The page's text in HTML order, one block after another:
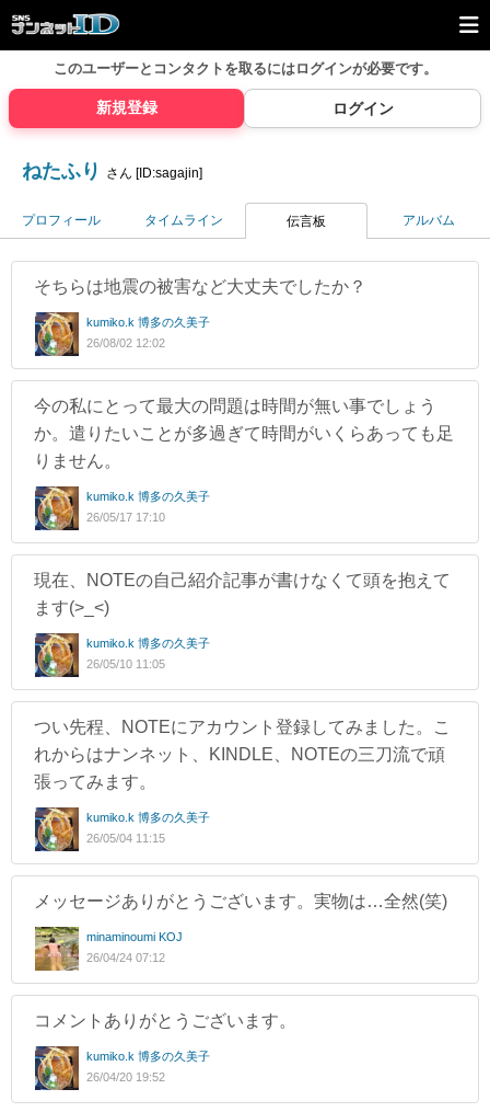
このユーザーとコンタクトを取るにはログインが必要です。
新規登録 ログイン
ねたふり さん [ID:sagajin]
プロフィール タイムライン 伝言板 アルバム
そちらは地震の被害など大丈夫でしたか？
kumiko.k 博多の久美子
26/08/02 12:02
今の私にとって最大の問題は時間が無い事でしょう
か。遣りたいことが多過ぎて時間がいくらあっても足
りません。
kumiko.k 博多の久美子
26/05/17 17:10
現在、NOTEの自己紹介記事が書けなくて頭を抱えて
ます(>_<)
kumiko.k 博多の久美子
26/05/10 11:05
つい先程、NOTEにアカウント登録してみました。こ
れからはナンネット、KINDLE、NOTEの三刀流で頑
張ってみます。
kumiko.k 博多の久美子
26/05/04 11:15
メッセージありがとうございます。実物は…全然(笑)
minaminoumi KOJ
26/04/24 07:12
コメントありがとうございます。
kumiko.k 博多の久美子
26/04/20 19:52